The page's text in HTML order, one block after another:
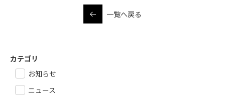
一覧へ戻る
カテゴリ
お知らせ
ニュース